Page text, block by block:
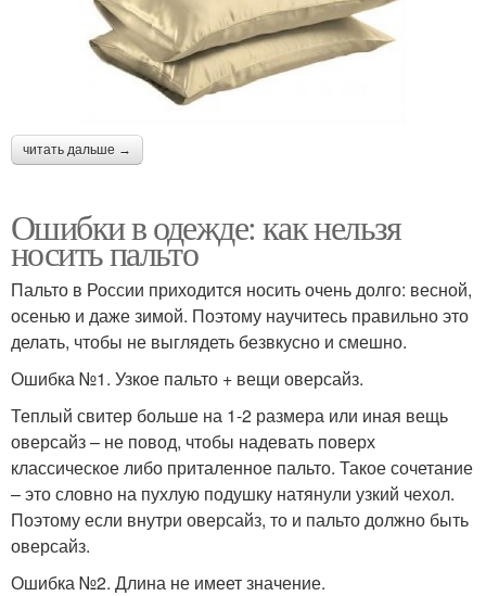
читать дальше →
Ошибки в одежде: как нельзя
носить пальто
Пальто в России приходится носить очень долго: весной,
осенью и даже зимой. Поэтому научитесь правильно это
делать, чтобы не выглядеть безвкусно и смешно.
Ошибка №1. Узкое пальто + вещи оверсайз.
Теплый свитер больше на 1-2 размера или иная вещь
оверсайз – не повод, чтобы надевать поверх
классическое либо приталенное пальто. Такое сочетание
– это словно на пухлую подушку натянули узкий чехол.
Поэтому если внутри оверсайз, то и пальто должно быть
оверсайз.
Ошибка №2. Длина не имеет значение.